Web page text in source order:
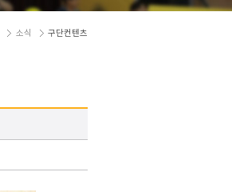
소식 구단컨텐츠